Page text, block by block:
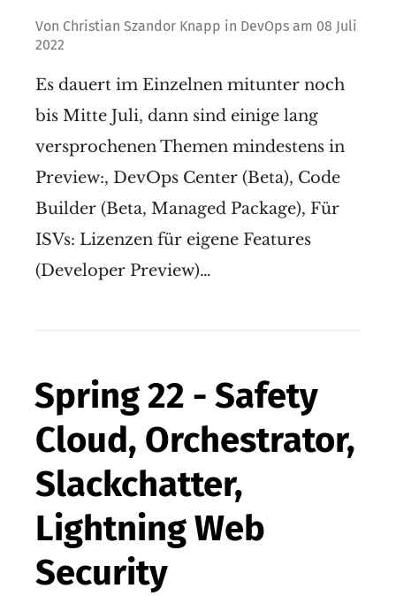
Von Christian Szandor Knapp in DevOps am 08 Juli
2022
Es dauert im Einzelnen mitunter noch
bis Mitte Juli, dann sind einige lang
versprochenen Themen mindestens in
Preview:, DevOps Center (Beta), Code
Builder (Beta, Managed Package), Für
ISVs: Lizenzen für eigene Features
(Developer Preview)…
Spring 22 - Safety
Cloud, Orchestrator,
Slackchatter,
Lightning Web
Security